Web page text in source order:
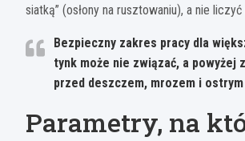
siatką” (osłony na rusztowaniu), a nie
Bezpieczny zakres pracy dla
tynk może nie związać, a
przed deszczem, mrozem i ostrym
Parametry, na